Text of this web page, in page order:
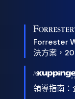
Forrester
決方案，
領導指南